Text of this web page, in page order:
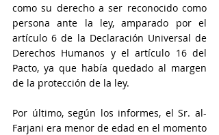
como su derecho a ser reconocido como
persona ante la ley, amparado por el
artículo 6 de la Declaración Universal de
Derechos Humanos y el artículo 16 del
Pacto, ya que había quedado al margen
de la protección de la ley.
Por último, según los informes, el Sr. al-
Farjani era menor de edad en el momento